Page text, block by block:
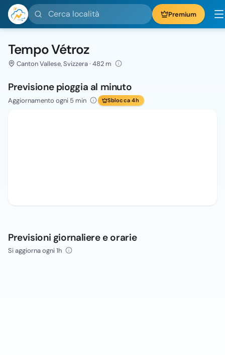
Cerca località Premium
Tempo Vétroz
Canton Vallese, Svizzera · 482 m
Previsione pioggia al minuto
Aggiornamento ogni 5 min Sblocca 4h
Previsioni giornaliere e orarie
Si aggiorna ogni 1h